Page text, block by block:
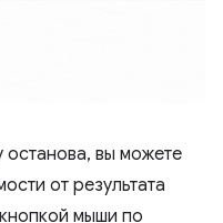
останова, вы можете
от результата
мыши по